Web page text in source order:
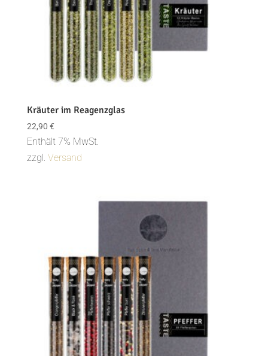
Kräuter im Reagenzglas
22,90 €
Enthält 7% MwSt.
zzgl. Versand